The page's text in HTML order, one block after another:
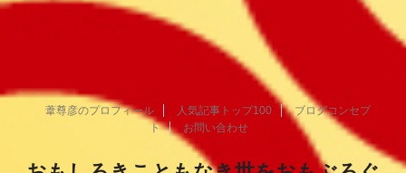
葦尊彦のプロフィール 人気記事トップ100
ブログコンセプ
ト
お問い合わせ